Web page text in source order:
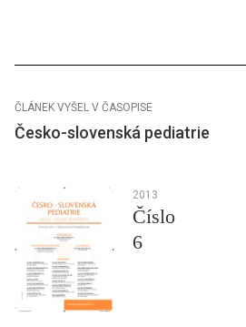
ČLÁNEK VYŠEL V ČASOPISE
Česko-slovenská pediatrie
2013
Číslo
6